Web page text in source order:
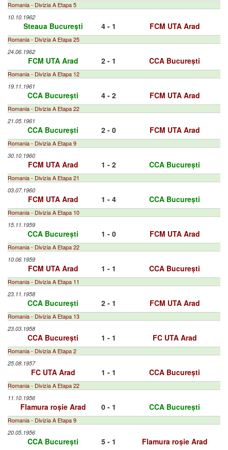
Romania - Divizia A Etapa 5
10.10.1962
Steaua București 4 - 1 FCM UTA Arad
Romania - Divizia A Etapa 25
24.06.1962
FCM UTA Arad 2 - 1 CCA București
Romania - Divizia A Etapa 12
19.11.1961
CCA București 4 - 2 FCM UTA Arad
Romania - Divizia A Etapa 22
21.05.1961
CCA București 2 - 0 FCM UTA Arad
Romania - Divizia A Etapa 9
30.10.1960
FCM UTA Arad 1 - 2 CCA București
Romania - Divizia A Etapa 21
03.07.1960
FCM UTA Arad 1 - 4 CCA București
Romania - Divizia A Etapa 10
15.11.1959
CCA București 1 - 0 FCM UTA Arad
Romania - Divizia A Etapa 22
10.06.1959
FCM UTA Arad 1 - 1 CCA București
Romania - Divizia A Etapa 11
23.11.1958
CCA București 2 - 1 FCM UTA Arad
Romania - Divizia A Etapa 13
23.03.1958
CCA București 1 - 1 FC UTA Arad
Romania - Divizia A Etapa 2
25.08.1957
FC UTA Arad 1 - 1 CCA București
Romania - Divizia A Etapa 22
11.10.1956
Flamura roșie Arad 0 - 1 CCA București
Romania - Divizia A Etapa 9
20.05.1956
CCA București 5 - 1 Flamura roșie Arad